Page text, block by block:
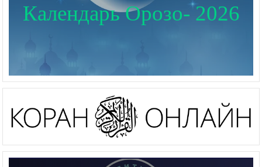
Календарь Орозо- 2026